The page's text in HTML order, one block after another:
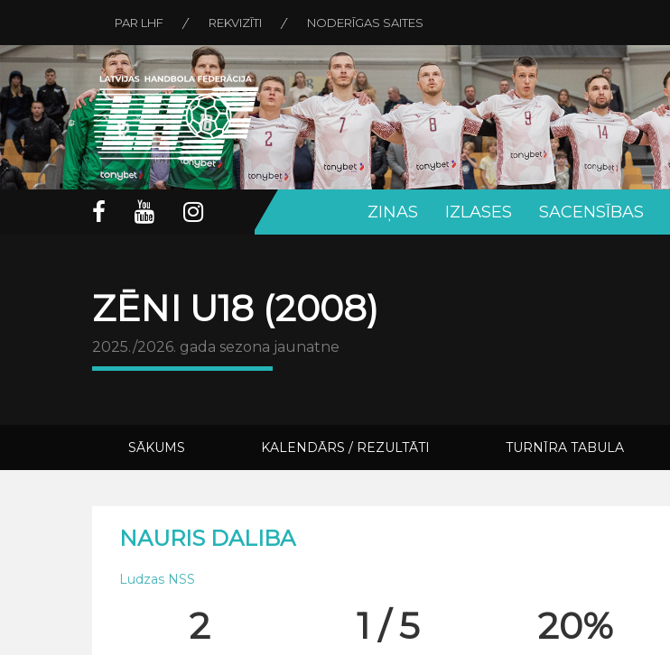
PAR LHF REKVIZĪTI NODERĪGAS SAITES
ZIŅAS IZLASES SACENSĪBAS
ZĒNI U18 (2008)
2025./2026. gada sezona jaunatne
SĀKUMS KALENDĀRS / REZULTĀTI TURNĪRA TABULA
NAURIS DALIBA
Ludzas NSS
2 1 / 5 20%